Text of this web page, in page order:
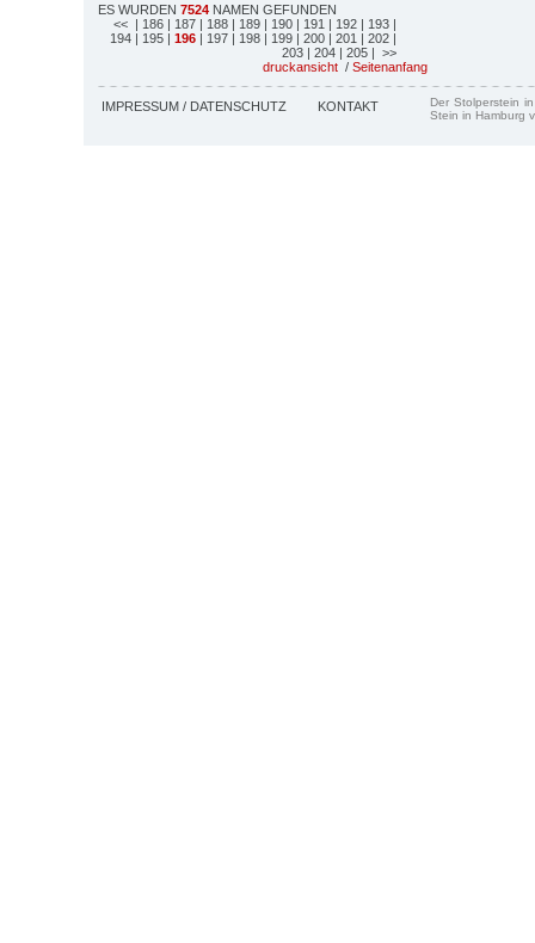
ES WURDEN 7524 NAMEN GEFUNDEN
<< | 186 | 187 | 188 | 189 | 190 | 191 | 192 | 193 |
194 | 195 | 196 | 197 | 198 | 199 | 200 | 201 | 202 |
203 | 204 | 205 | >>
druckansicht / Seitenanfang
IMPRESSUM / DATENSCHUTZ KONTAKT
Der Stolperstein
Stein in Hamburg